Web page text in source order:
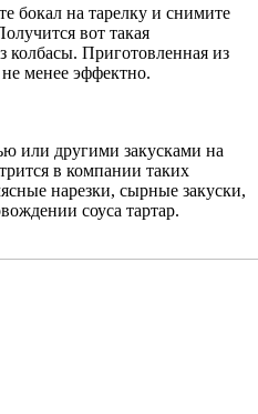
бокал на тарелку и снимите
вот такая
колбасы. Приготовленная из
менее эффектно.
или другими закусками на
в компании таких
нарезки, сырные закуски,
соуса тартар.